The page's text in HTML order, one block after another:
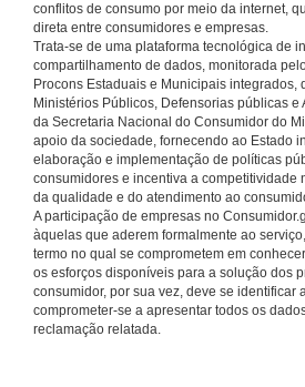
conflitos de consumo por meio da internet,
direta entre consumidores e empresas.
Trata-se de uma plataforma tecnológica de
compartilhamento de dados, monitorada
Procons Estaduais e Municipais integrados,
Ministérios Públicos, Defensorias públicas
da Secretaria Nacional do Consumidor do
apoio da sociedade, fornecendo ao Estado
elaboração e implementação de políticas
consumidores e incentiva a competitividade
da qualidade e do atendimento ao
A participação de empresas no
àquelas que aderem formalmente ao
termo no qual se comprometem em
os esforços disponíveis para a solução dos
consumidor, por sua vez, deve se identificar
comprometer-se a apresentar todos os
reclamação relatada.